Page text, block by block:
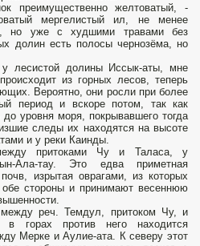
преимущественно желтоватый, -
мергелистый ил, не менее
но уже с худшими травами без
долин есть полосы чернозёма, но
лесистой долины Иссык-аты, мне
из горных лесов, теперь
Вероятно, они росли при более
период и вскоре потом, так как
уровня моря, покрывавшего тогда
следы их находятся на высоте
и у реки Каинды.
притоками Чу и Таласа, у
Ала-тау. Это едва приметная
изрытая оврагами, из которых
стороны и принимают весеннюю
между реч. Темдул, притоком Чу, и
в горах против него находится
Мерке и Аулие-ата. К северу этот